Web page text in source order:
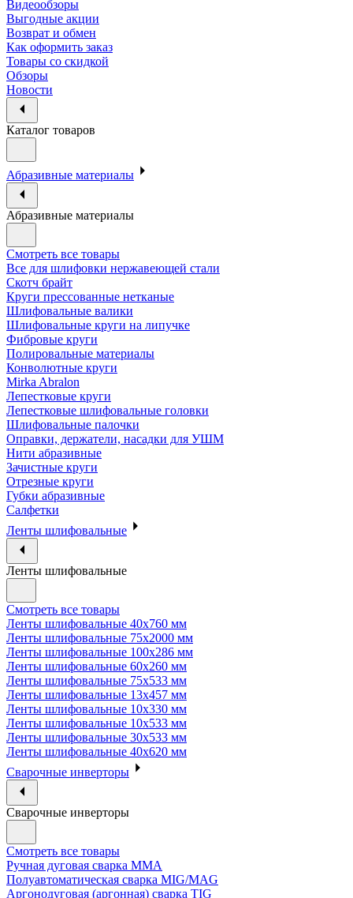
Видеообзоры
Выгодные акции
Возврат и обмен
Как оформить заказ
Товары со скидкой
Обзоры
Новости
Каталог товаров
Абразивные материалы
Абразивные материалы
Смотреть все товары
Все для шлифовки нержавеющей стали
Скотч брайт
Круги прессованные нетканые
Шлифовальные валики
Шлифовальные круги на липучке
Фибровые круги
Полировальные материалы
Конволютные круги
Mirka Abralon
Лепестковые круги
Лепестковые шлифовальные головки
Шлифовальные палочки
Оправки, держатели, насадки для УШМ
Нити абразивные
Зачистные круги
Отрезные круги
Губки абразивные
Салфетки
Ленты шлифовальные
Ленты шлифовальные
Смотреть все товары
Ленты шлифовальные 40х760 мм
Ленты шлифовальные 75х2000 мм
Ленты шлифовальные 100х286 мм
Ленты шлифовальные 60х260 мм
Ленты шлифовальные 75х533 мм
Ленты шлифовальные 13х457 мм
Ленты шлифовальные 10х330 мм
Ленты шлифовальные 10х533 мм
Ленты шлифовальные 30х533 мм
Ленты шлифовальные 40х620 мм
Сварочные инверторы
Сварочные инверторы
Смотреть все товары
Ручная дуговая сварка MMA
Полуавтоматическая сварка MIG/MAG
Аргонодуговая (аргонная) сварка TIG